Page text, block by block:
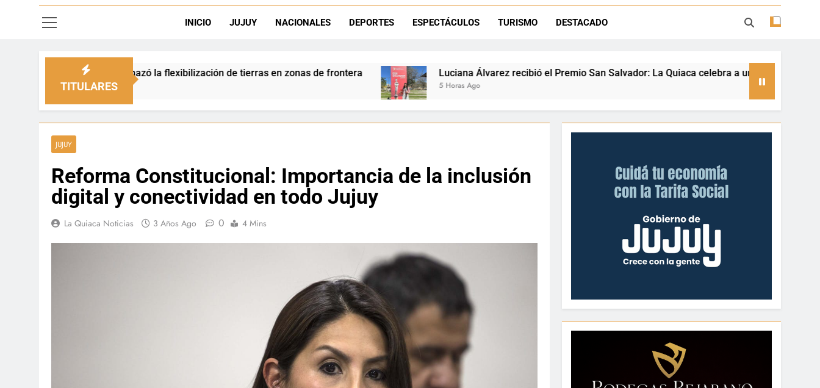
INICIO JUJUY NACIONALES DEPORTES ESPECTÁCULOS TURISMO DESTACADO
TITULARES
rechazó la flexibilización de tierras en zonas de frontera Luciana Álvarez recibió el Premio San Salvador: La Quiaca celebra a una referente nacional del taekwondo
JUJUY
Reforma Constitucional: Importancia de la inclusión
digital y conectividad en todo Jujuy
La Quiaca Noticias 3 Años Ago 0 4 Mins